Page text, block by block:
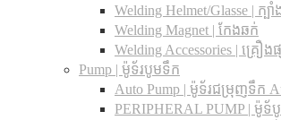
Welding Helmet/Glasse | ក្បាំង
Welding Magnet | កែងឆក់
Welding Accessories | គ្រឿង
Pump | ម៉ូទ័របូមទឹក
Auto Pump | ម៉ូទ័រជម្រុញទឹក
PERIPHERAL PUMP | ម៉ូ